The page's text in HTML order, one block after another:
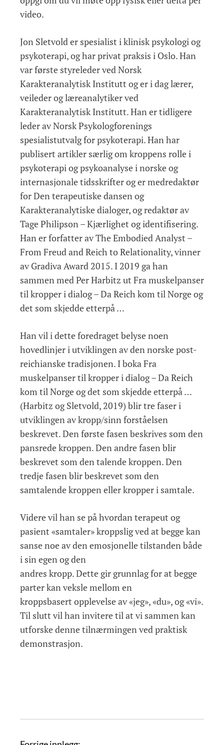
video.
Jon Sletvold er spesialist i klinisk psykologi og
psykoterapi, og har privat praksis i Oslo. Han
var første styreleder ved Norsk
Karakteranalytisk Institutt og er i dag lærer,
veileder og læreanalytiker ved
Karakteranalytisk Institutt. Han er tidligere
leder av Norsk Psykologforenings
spesialistutvalg for psykoterapi. Han har
publisert artikler særlig om kroppens rolle i
psykoterapi og psykoanalyse i norske og
internasjonale tidsskrifter og er medredaktør
for Den terapeutiske dansen og
Karakteranalytiske dialoger, og redaktør av
Tage Philipson – Kjærlighet og identifisering.
Han er forfatter av The Embodied Analyst –
From Freud and Reich to Relationality, vinner
av Gradiva Award 2015. I 2019 ga han
sammen med Per Harbitz ut Fra muskelpanser
til kropper i dialog – Da Reich kom til Norge og
det som skjedde etterpå …
Han vil i dette foredraget belyse noen
hovedlinjer i utviklingen av den norske post-
reichianske tradisjonen. I boka Fra
muskelpanser til kropper i dialog – Da Reich
kom til Norge og det som skjedde etterpå …
(Harbitz og Sletvold, 2019) blir tre faser i
utviklingen av kropp/sinn forståelsen
beskrevet. Den første fasen beskrives som den
pansrede kroppen. Den andre fasen blir
beskrevet som den talende kroppen. Den
tredje fasen blir beskrevet som den
samtalende kroppen eller kropper i samtale.
Videre vil han se på hvordan terapeut og
pasient «samtaler» kroppslig ved at begge kan
sanse noe av den emosjonelle tilstanden både
i sin egen og den
andres kropp. Dette gir grunnlag for at begge
parter kan veksle mellom en
kroppsbasert opplevelse av «jeg», «du», og «vi».
Til slutt vil han invitere til at vi sammen kan
utforske denne tilnærmingen ved praktisk
demonstrasjon.